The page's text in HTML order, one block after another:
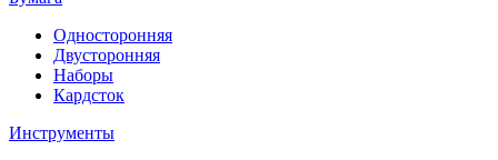
Односторонняя
Двусторонняя
Наборы
Кардсток
Инструменты